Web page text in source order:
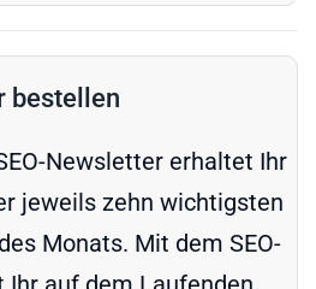
bestellen
Newsletter erhaltet Ihr
jeweils zehn wichtigsten
Monats. Mit dem SEO-